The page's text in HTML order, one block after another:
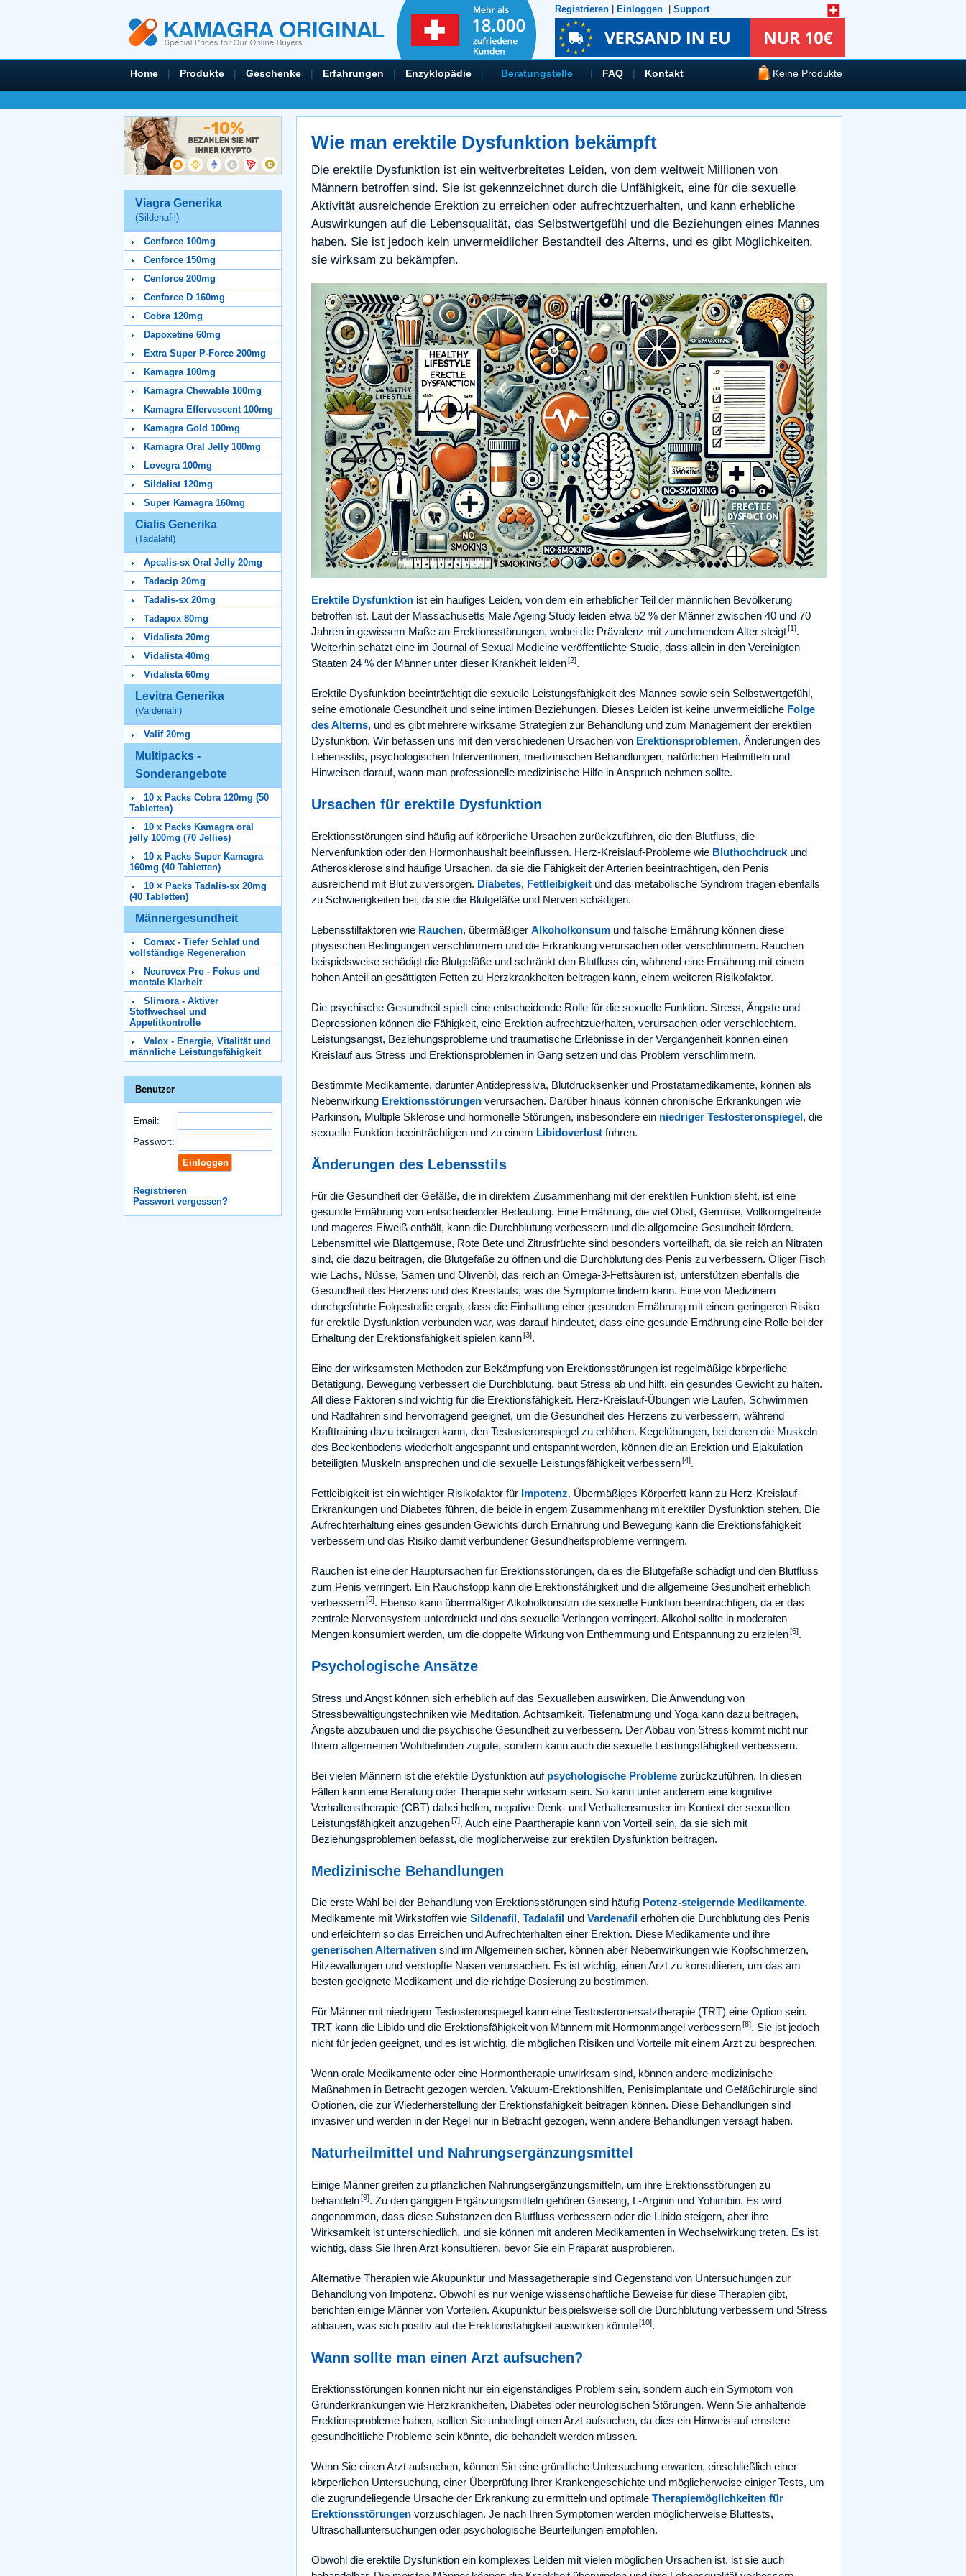
Registrieren Einloggen Support
Home | Produkte | Geschenke | Erfahrungen | Enzyklopädie | Beratungstelle | FAQ | Kontakt Keine Produkte
Viagra Generika
(Sildenafil)
Cenforce 100mg
Cenforce 150mg
Cenforce 200mg
Cenforce D 160mg
Cobra 120mg
Dapoxetine 60mg
Extra Super P-Force 200mg
Kamagra 100mg
Kamagra Chewable 100mg
Kamagra Effervescent 100mg
Kamagra Gold 100mg
Kamagra Oral Jelly 100mg
Lovegra 100mg
Sildalist 120mg
Super Kamagra 160mg
Cialis Generika
(Tadalafil)
Apcalis-sx Oral Jelly 20mg
Tadacip 20mg
Tadalis-sx 20mg
Tadapox 80mg
Vidalista 20mg
Vidalista 40mg
Vidalista 60mg
Levitra Generika
(Vardenafil)
Valif 20mg
Multipacks -
Sonderangebote
10 x Packs Cobra 120mg (50
Tabletten)
10 x Packs Kamagra oral
jelly 100mg (70 Jellies)
10 x Packs Super Kamagra
160mg (40 Tabletten)
10 × Packs Tadalis-sx 20mg
(40 Tabletten)
Männergesundheit
Comax - Tiefer Schlaf und
vollständige Regeneration
Neurovex Pro - Fokus und
mentale Klarheit
Slimora - Aktiver
Stoffwechsel und
Appetitkontrolle
Valox - Energie, Vitalität und
männliche Leistungsfähigkeit
Benutzer
Email:
Passwort:
Registrieren
Passwort vergessen?
Wie man erektile Dysfunktion bekämpft
Die erektile Dysfunktion ist ein weitverbreitetes Leiden, von dem weltweit Millionen von
Männern betroffen sind. Sie ist gekennzeichnet durch die Unfähigkeit, eine für die sexuelle
Aktivität ausreichende Erektion zu erreichen oder aufrechtzuerhalten, und kann erhebliche
Auswirkungen auf die Lebensqualität, das Selbstwertgefühl und die Beziehungen eines Mannes
haben. Sie ist jedoch kein unvermeidlicher Bestandteil des Alterns, und es gibt Möglichkeiten,
sie wirksam zu bekämpfen.
Erektile Dysfunktion ist ein häufiges Leiden, von dem ein erheblicher Teil der männlichen Bevölkerung
betroffen ist. Laut der Massachusetts Male Ageing Study leiden etwa 52 % der Männer zwischen 40 und 70
Jahren in gewissem Maße an Erektionsstörungen, wobei die Prävalenz mit zunehmendem Alter steigt [1].
Weiterhin schätzt eine im Journal of Sexual Medicine veröffentlichte Studie, dass allein in den Vereinigten
Staaten 24 % der Männer unter dieser Krankheit leiden [2].
Erektile Dysfunktion beeinträchtigt die sexuelle Leistungsfähigkeit des Mannes sowie sein Selbstwertgefühl,
seine emotionale Gesundheit und seine intimen Beziehungen. Dieses Leiden ist keine unvermeidliche Folge
des Alterns, und es gibt mehrere wirksame Strategien zur Behandlung und zum Management der erektilen
Dysfunktion. Wir befassen uns mit den verschiedenen Ursachen von Erektionsproblemen, Änderungen des
Lebensstils, psychologischen Interventionen, medizinischen Behandlungen, natürlichen Heilmitteln und
Hinweisen darauf, wann man professionelle medizinische Hilfe in Anspruch nehmen sollte.
Ursachen für erektile Dysfunktion
Erektionsstörungen sind häufig auf körperliche Ursachen zurückzuführen, die den Blutfluss, die
Nervenfunktion oder den Hormonhaushalt beeinflussen. Herz-Kreislauf-Probleme wie Bluthochdruck und
Atherosklerose sind häufige Ursachen, da sie die Fähigkeit der Arterien beeinträchtigen, den Penis
ausreichend mit Blut zu versorgen. Diabetes, Fettleibigkeit und das metabolische Syndrom tragen ebenfalls
zu Schwierigkeiten bei, da sie die Blutgefäße und Nerven schädigen.
Lebensstilfaktoren wie Rauchen, übermäßiger Alkoholkonsum und falsche Ernährung können diese
physischen Bedingungen verschlimmern und die Erkrankung verursachen oder verschlimmern. Rauchen
beispielsweise schädigt die Blutgefäße und schränkt den Blutfluss ein, während eine Ernährung mit einem
hohen Anteil an gesättigten Fetten zu Herzkrankheiten beitragen kann, einem weiteren Risikofaktor.
Die psychische Gesundheit spielt eine entscheidende Rolle für die sexuelle Funktion. Stress, Ängste und
Depressionen können die Fähigkeit, eine Erektion aufrechtzuerhalten, verursachen oder verschlechtern.
Leistungsangst, Beziehungsprobleme und traumatische Erlebnisse in der Vergangenheit können einen
Kreislauf aus Stress und Erektionsproblemen in Gang setzen und das Problem verschlimmern.
Bestimmte Medikamente, darunter Antidepressiva, Blutdrucksenker und Prostatamedikamente, können als
Nebenwirkung Erektionsstörungen verursachen. Darüber hinaus können chronische Erkrankungen wie
Parkinson, Multiple Sklerose und hormonelle Störungen, insbesondere ein niedriger Testosteronspiegel, die
sexuelle Funktion beeinträchtigen und zu einem Libidoverlust führen.
Änderungen des Lebensstils
Für die Gesundheit der Gefäße, die in direktem Zusammenhang mit der erektilen Funktion steht, ist eine
gesunde Ernährung von entscheidender Bedeutung. Eine Ernährung, die viel Obst, Gemüse, Vollkorngetreide
und mageres Eiweiß enthält, kann die Durchblutung verbessern und die allgemeine Gesundheit fördern.
Lebensmittel wie Blattgemüse, Rote Bete und Zitrusfrüchte sind besonders vorteilhaft, da sie reich an Nitraten
sind, die dazu beitragen, die Blutgefäße zu öffnen und die Durchblutung des Penis zu verbessern. Öliger Fisch
wie Lachs, Nüsse, Samen und Olivenöl, das reich an Omega-3-Fettsäuren ist, unterstützen ebenfalls die
Gesundheit des Herzens und des Kreislaufs, was die Symptome lindern kann. Eine von Medizinern
durchgeführte Folgestudie ergab, dass die Einhaltung einer gesunden Ernährung mit einem geringeren Risiko
für erektile Dysfunktion verbunden war, was darauf hindeutet, dass eine gesunde Ernährung eine Rolle bei der
Erhaltung der Erektionsfähigkeit spielen kann [3].
Eine der wirksamsten Methoden zur Bekämpfung von Erektionsstörungen ist regelmäßige körperliche
Betätigung. Bewegung verbessert die Durchblutung, baut Stress ab und hilft, ein gesundes Gewicht zu halten.
All diese Faktoren sind wichtig für die Erektionsfähigkeit. Herz-Kreislauf-Übungen wie Laufen, Schwimmen
und Radfahren sind hervorragend geeignet, um die Gesundheit des Herzens zu verbessern, während
Krafttraining dazu beitragen kann, den Testosteronspiegel zu erhöhen. Kegelübungen, bei denen die Muskeln
des Beckenbodens wiederholt angespannt und entspannt werden, können die an Erektion und Ejakulation
beteiligten Muskeln ansprechen und die sexuelle Leistungsfähigkeit verbessern [4].
Fettleibigkeit ist ein wichtiger Risikofaktor für Impotenz. Übermäßiges Körperfett kann zu Herz-Kreislauf-
Erkrankungen und Diabetes führen, die beide in engem Zusammenhang mit erektiler Dysfunktion stehen. Die
Aufrechterhaltung eines gesunden Gewichts durch Ernährung und Bewegung kann die Erektionsfähigkeit
verbessern und das Risiko damit verbundener Gesundheitsprobleme verringern.
Rauchen ist eine der Hauptursachen für Erektionsstörungen, da es die Blutgefäße schädigt und den Blutfluss
zum Penis verringert. Ein Rauchstopp kann die Erektionsfähigkeit und die allgemeine Gesundheit erheblich
verbessern [5]. Ebenso kann übermäßiger Alkoholkonsum die sexuelle Funktion beeinträchtigen, da er das
zentrale Nervensystem unterdrückt und das sexuelle Verlangen verringert. Alkohol sollte in moderaten
Mengen konsumiert werden, um die doppelte Wirkung von Enthemmung und Entspannung zu erzielen [6].
Psychologische Ansätze
Stress und Angst können sich erheblich auf das Sexualleben auswirken. Die Anwendung von
Stressbewältigungstechniken wie Meditation, Achtsamkeit, Tiefenatmung und Yoga kann dazu beitragen,
Ängste abzubauen und die psychische Gesundheit zu verbessern. Der Abbau von Stress kommt nicht nur
Ihrem allgemeinen Wohlbefinden zugute, sondern kann auch die sexuelle Leistungsfähigkeit verbessern.
Bei vielen Männern ist die erektile Dysfunktion auf psychologische Probleme zurückzuführen. In diesen
Fällen kann eine Beratung oder Therapie sehr wirksam sein. So kann unter anderem eine kognitive
Verhaltenstherapie (CBT) dabei helfen, negative Denk- und Verhaltensmuster im Kontext der sexuellen
Leistungsfähigkeit anzugehen[7]. Auch eine Paartherapie kann von Vorteil sein, da sie sich mit
Beziehungsproblemen befasst, die möglicherweise zur erektilen Dysfunktion beitragen.
Medizinische Behandlungen
Die erste Wahl bei der Behandlung von Erektionsstörungen sind häufig Potenz-steigernde Medikamente.
Medikamente mit Wirkstoffen wie Sildenafil , Tadalafil und Vardenafil erhöhen die Durchblutung des Penis
und erleichtern so das Erreichen und Aufrechterhalten einer Erektion. Diese Medikamente und ihre
generischen Alternativen sind im Allgemeinen sicher, können aber Nebenwirkungen wie Kopfschmerzen,
Hitzewallungen und verstopfte Nasen verursachen. Es ist wichtig, einen Arzt zu konsultieren, um das am
besten geeignete Medikament und die richtige Dosierung zu bestimmen.
Für Männer mit niedrigem Testosteronspiegel kann eine Testosteronersatztherapie (TRT) eine Option sein.
TRT kann die Libido und die Erektionsfähigkeit von Männern mit Hormonmangel verbessern [8]. Sie ist jedoch
nicht für jeden geeignet, und es ist wichtig, die möglichen Risiken und Vorteile mit einem Arzt zu besprechen.
Wenn orale Medikamente oder eine Hormontherapie unwirksam sind, können andere medizinische
Maßnahmen in Betracht gezogen werden. Vakuum-Erektionshilfen, Penisimplantate und Gefäßchirurgie sind
Optionen, die zur Wiederherstellung der Erektionsfähigkeit beitragen können. Diese Behandlungen sind
invasiver und werden in der Regel nur in Betracht gezogen, wenn andere Behandlungen versagt haben.
Naturheilmittel und Nahrungsergänzungsmittel
Einige Männer greifen zu pflanzlichen Nahrungsergänzungsmitteln, um ihre Erektionsstörungen zu
behandeln[9]. Zu den gängigen Ergänzungsmitteln gehören Ginseng, L-Arginin und Yohimbin. Es wird
angenommen, dass diese Substanzen den Blutfluss verbessern oder die Libido steigern, aber ihre
Wirksamkeit ist unterschiedlich, und sie können mit anderen Medikamenten in Wechselwirkung treten. Es ist
wichtig, dass Sie Ihren Arzt konsultieren, bevor Sie ein Präparat ausprobieren.
Alternative Therapien wie Akupunktur und Massagetherapie sind Gegenstand von Untersuchungen zur
Behandlung von Impotenz. Obwohl es nur wenige wissenschaftliche Beweise für diese Therapien gibt,
berichten einige Männer von Vorteilen. Akupunktur beispielsweise soll die Durchblutung verbessern und Stress
abbauen, was sich positiv auf die Erektionsfähigkeit auswirken könnte[10].
Wann sollte man einen Arzt aufsuchen?
Erektionsstörungen können nicht nur ein eigenständiges Problem sein, sondern auch ein Symptom von
Grunderkrankungen wie Herzkrankheiten, Diabetes oder neurologischen Störungen. Wenn Sie anhaltende
Erektionsprobleme haben, sollten Sie unbedingt einen Arzt aufsuchen, da dies ein Hinweis auf ernstere
gesundheitliche Probleme sein könnte, die behandelt werden müssen.
Wenn Sie einen Arzt aufsuchen, können Sie eine gründliche Untersuchung erwarten, einschließlich einer
körperlichen Untersuchung, einer Überprüfung Ihrer Krankengeschichte und möglicherweise einiger Tests, um
die zugrundeliegende Ursache der Erkrankung zu ermitteln und optimale Therapiemöglichkeiten für
Erektionsstörungen vorzuschlagen. Je nach Ihren Symptomen werden möglicherweise Bluttests,
Ultraschalluntersuchungen oder psychologische Beurteilungen empfohlen.
Obwohl die erektile Dysfunktion ein komplexes Leiden mit vielen möglichen Ursachen ist, ist sie auch